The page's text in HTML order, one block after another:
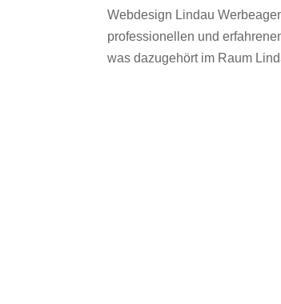
Webdesign Lindau
professionellen und
was dazugehört im Raum